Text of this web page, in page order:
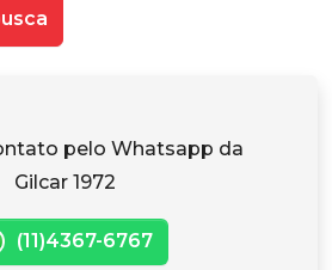
pelo Whatsapp da
Gilcar 1972
(11)4367-6767